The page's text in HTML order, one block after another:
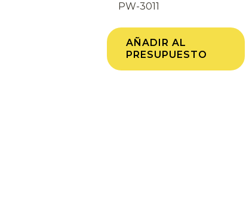
PW-3011
AÑADIR AL
PRESUPUESTO